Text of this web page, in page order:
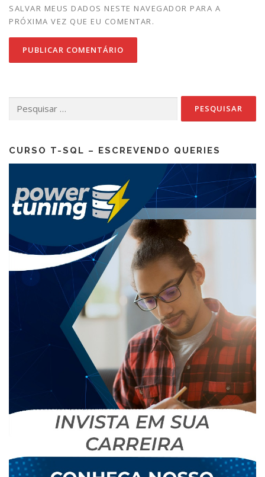
SALVAR MEUS DADOS NESTE NAVEGADOR PARA A
PRÓXIMA VEZ QUE EU COMENTAR.
por:
CURSO T-SQL – ESCREVENDO QUERIES